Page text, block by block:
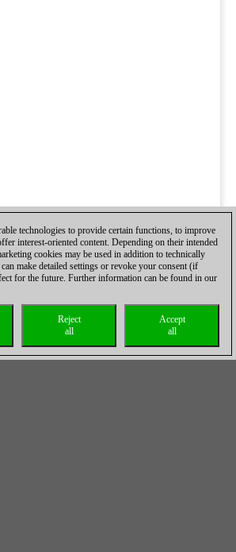
technologies to provide certain functions, to improve
interest-oriented content. Depending on their intended
cookies may be used in addition to technically
make detailed settings or revoke your consent (if
for the future. Further information can be found in our
Accept
all
Reject
all